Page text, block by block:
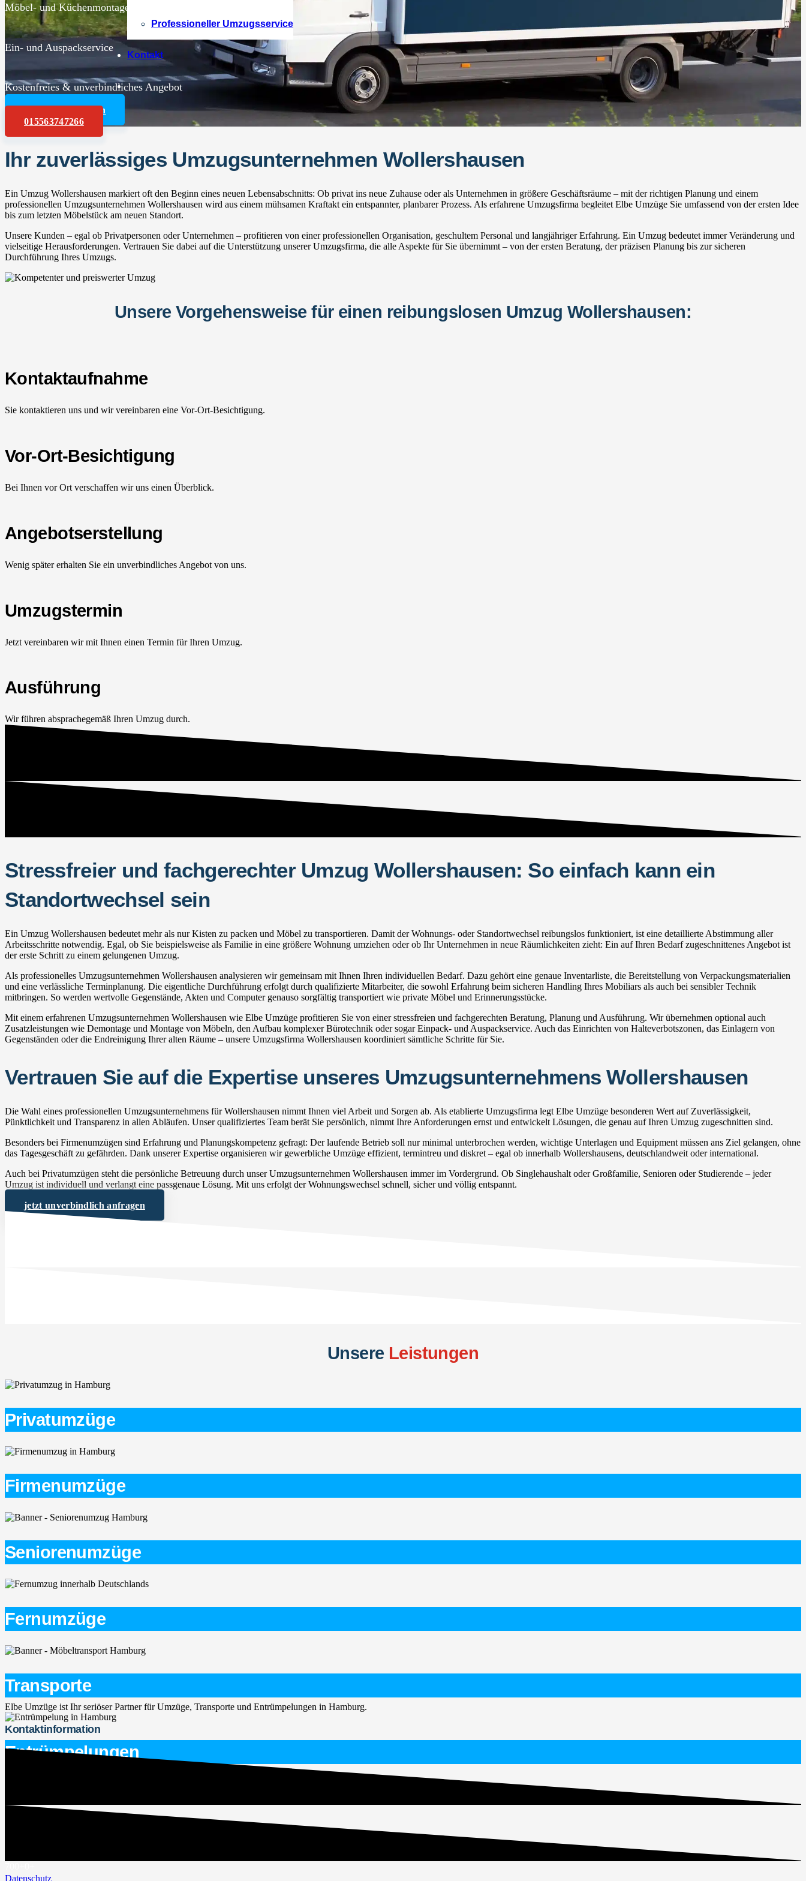
Professioneller Umzugsservice
Kontakt
Möbel- und Küchenmontagen
Ein- und Auspackservice
Kostenfreies & unverbindliches Angebot
Angebot anfordern
015563747266
Ihr zuverlässiges Umzugsunternehmen Wollershausen
Ein Umzug Wollershausen markiert oft den Beginn eines neuen Lebensabschnitts: Ob privat ins neue Zuhause oder als Unternehmen in größere Geschäftsräume – mit der richtigen Planung und einem
professionellen Umzugsunternehmen Wollershausen wird aus einem mühsamen Kraftakt ein entspannter, planbarer Prozess. Als erfahrene Umzugsfirma begleitet Elbe Umzüge Sie umfassend von der ersten Idee
bis zum letzten Möbelstück am neuen Standort.
Unsere Kunden – egal ob Privatpersonen oder Unternehmen – profitieren von einer professionellen Organisation, geschultem Personal und langjähriger Erfahrung. Ein Umzug bedeutet immer Veränderung und
vielseitige Herausforderungen. Vertrauen Sie dabei auf die Unterstützung unserer Umzugsfirma, die alle Aspekte für Sie übernimmt – von der ersten Beratung, der präzisen Planung bis zur sicheren
Durchführung Ihres Umzugs.
Unsere Vorgehensweise für einen reibungslosen Umzug Wollershausen:
Kontaktaufnahme
Sie kontaktieren uns und wir vereinbaren eine Vor-Ort-Besichtigung.
Vor-Ort-Besichtigung
Bei Ihnen vor Ort verschaffen wir uns einen Überblick.
Angebotserstellung
Wenig später erhalten Sie ein unverbindliches Angebot von uns.
Umzugstermin
Jetzt vereinbaren wir mit Ihnen einen Termin für Ihren Umzug.
Ausführung
Wir führen absprachegemäß Ihren Umzug durch.
Stressfreier und fachgerechter Umzug Wollershausen: So einfach kann ein
Standortwechsel sein
Ein Umzug Wollershausen bedeutet mehr als nur Kisten zu packen und Möbel zu transportieren. Damit der Wohnungs- oder Standortwechsel reibungslos funktioniert, ist eine detaillierte Abstimmung aller
Arbeitsschritte notwendig. Egal, ob Sie beispielsweise als Familie in eine größere Wohnung umziehen oder ob Ihr Unternehmen in neue Räumlichkeiten zieht: Ein auf Ihren Bedarf zugeschnittenes Angebot ist
der erste Schritt zu einem gelungenen Umzug.
Als professionelles Umzugsunternehmen Wollershausen analysieren wir gemeinsam mit Ihnen Ihren individuellen Bedarf. Dazu gehört eine genaue Inventarliste, die Bereitstellung von Verpackungsmaterialien
und eine verlässliche Terminplanung. Die eigentliche Durchführung erfolgt durch qualifizierte Mitarbeiter, die sowohl Erfahrung beim sicheren Handling Ihres Mobiliars als auch bei sensibler Technik
mitbringen. So werden wertvolle Gegenstände, Akten und Computer genauso sorgfältig transportiert wie private Möbel und Erinnerungsstücke.
Mit einem erfahrenen Umzugsunternehmen Wollershausen wie Elbe Umzüge profitieren Sie von einer stressfreien und fachgerechten Beratung, Planung und Ausführung. Wir übernehmen optional auch
Zusatzleistungen wie Demontage und Montage von Möbeln, den Aufbau komplexer Bürotechnik oder sogar Einpack- und Auspackservice. Auch das Einrichten von Halteverbotszonen, das Einlagern von
Gegenständen oder die Endreinigung Ihrer alten Räume – unsere Umzugsfirma Wollershausen koordiniert sämtliche Schritte für Sie.
Vertrauen Sie auf die Expertise unseres Umzugsunternehmens Wollershausen
Die Wahl eines professionellen Umzugsunternehmens für Wollershausen nimmt Ihnen viel Arbeit und Sorgen ab. Als etablierte Umzugsfirma legt Elbe Umzüge besonderen Wert auf Zuverlässigkeit,
Pünktlichkeit und Transparenz in allen Abläufen. Unser qualifiziertes Team berät Sie persönlich, nimmt Ihre Anforderungen ernst und entwickelt Lösungen, die genau auf Ihren Umzug zugeschnitten sind.
Besonders bei Firmenumzügen sind Erfahrung und Planungskompetenz gefragt: Der laufende Betrieb soll nur minimal unterbrochen werden, wichtige Unterlagen und Equipment müssen ans Ziel gelangen, ohne
das Tagesgeschäft zu gefährden. Dank unserer Expertise organisieren wir gewerbliche Umzüge effizient, termintreu und diskret – egal ob innerhalb Wollershausens, deutschlandweit oder international.
Auch bei Privatumzügen steht die persönliche Betreuung durch unser Umzugsunternehmen Wollershausen immer im Vordergrund. Ob Singlehaushalt oder Großfamilie, Senioren oder Studierende – jeder
Umzug ist individuell und verlangt eine passgenaue Lösung. Mit uns erfolgt der Wohnungswechsel schnell, sicher und völlig entspannt.
jetzt unverbindlich anfragen
Unsere Leistungen
Privatumzüge
Firmenumzüge
Seniorenumzüge
Fernumzüge
Transporte
Entrümpelungen
Elbe Umzüge ist Ihr seriöser Partner für Umzüge, Transporte und Entrümpelungen in Hamburg.
Kontaktinformation
service@elbe-umzuege.de
Datenschutz